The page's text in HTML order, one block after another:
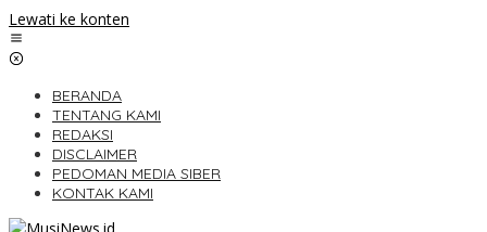
Lewati ke konten
BERANDA
TENTANG KAMI
REDAKSI
DISCLAIMER
PEDOMAN MEDIA SIBER
KONTAK KAMI